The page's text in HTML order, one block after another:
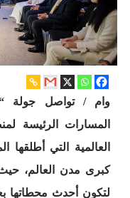
وام / تواصل جولة
العالمية التي
كبرى مدن العالم،
لتكون أحدث محطاتها